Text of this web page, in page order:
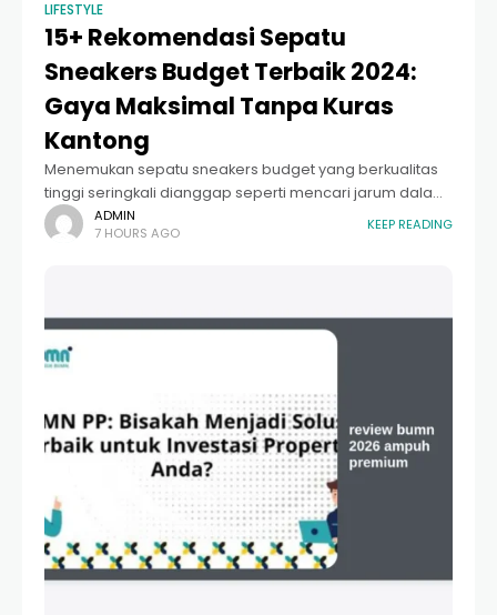
LIFESTYLE
15+ Rekomendasi Sepatu
Sneakers Budget Terbaik 2024:
Gaya Maksimal Tanpa Kuras
Kantong
Menemukan sepatu sneakers budget yang berkualitas
tinggi seringkali dianggap seperti mencari jarum dalam
tumpukan jerami. Di tengah gempuran tren fashion yang
terus berubah dan harga sepatu hypebeast yang
ADMIN
7 HOURS AGO
KEEP READING